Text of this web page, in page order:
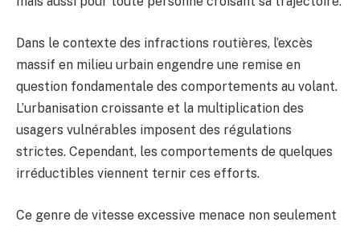
Dans le contexte des infractions routières, l’excès
massif en milieu urbain engendre une remise en
question fondamentale des comportements au volant.
L’urbanisation croissante et la multiplication des
usagers vulnérables imposent des régulations
strictes. Cependant, les comportements de quelques
irréductibles viennent ternir ces efforts.
Ce genre de vitesse excessive menace non seulement